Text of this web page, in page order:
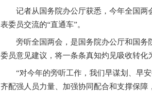
记者从国务院办公厅获悉，今年全国
表委员交流的“直通车”。
旁听全国两会，是国务院办公厅和国
委员意见建议，将一条条真知灼见吸收转化
“对今年的旁听工作，我们早谋划、早
齐配强人员力量、加强协同配合和支撑保